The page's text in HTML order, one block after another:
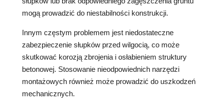
mogą prowadzić do niestabilności konstrukcji.
Innym częstym problemem jest niedostateczne
zabezpieczenie słupków przed wilgocią, co może
skutkować korozją zbrojenia i osłabieniem struktury
betonowej. Stosowanie nieodpowiednich narzędzi
montażowych również może prowadzić do uszkodzeń
mechanicznych.